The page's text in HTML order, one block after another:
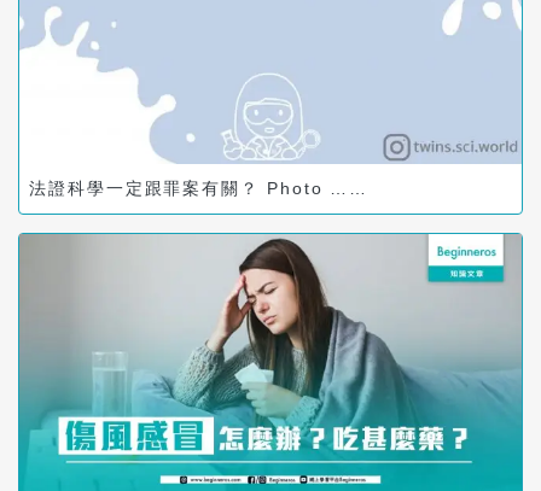
法證科學一定跟罪案有關？ Photo ……